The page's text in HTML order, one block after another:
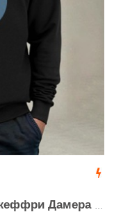
Дамера в круге